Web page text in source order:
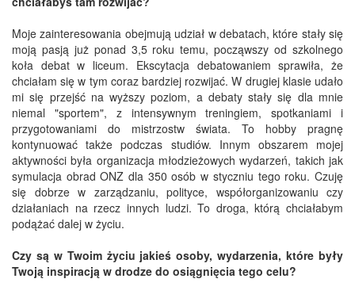
Moje zainteresowania obejmują udział w debatach, które stały się
moją pasją już ponad 3,5 roku temu, począwszy od szkolnego
koła debat w liceum. Ekscytacja debatowaniem sprawiła, że
chciałam się w tym coraz bardziej rozwijać. W drugiej klasie udało
mi się przejść na wyższy poziom, a debaty stały się dla mnie
niemal "sportem", z intensywnym treningiem, spotkaniami i
przygotowaniami do mistrzostw świata. To hobby pragnę
kontynuować także podczas studiów. Innym obszarem mojej
aktywności była organizacja młodzieżowych wydarzeń, takich jak
symulacja obrad ONZ dla 350 osób w styczniu tego roku. Czuję
się dobrze w zarządzaniu, polityce, współorganizowaniu czy
działaniach na rzecz innych ludzi. To droga, którą chciałabym
podążać dalej w życiu.
Czy są w Twoim życiu jakieś osoby, wydarzenia, które były
Twoją inspiracją w drodze do osiągnięcia tego celu?